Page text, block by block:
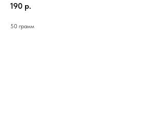
190 р.
50 грамм